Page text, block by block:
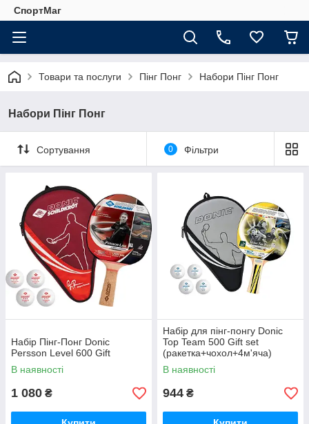
СпортМаг
Товари та послуги Пінг Понг Набори Пінг Понг
Набори Пінг Понг
Сортування 0 Фільтри
Набір Пінг-Понг Donic
Persson Level 600 Gift
В наявності
1 080 ₴
Набір для пінг-понгу Donic
Top Team 500 Gift set
(ракетка+чохол+4м'яча)
788451
В наявності
944 ₴